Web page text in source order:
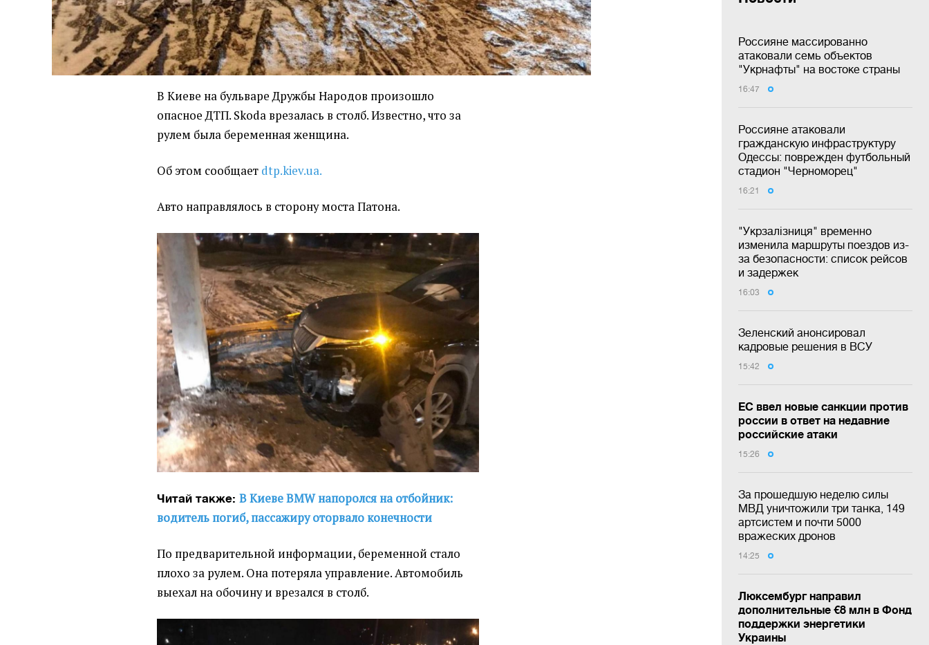
Россияне массированно
атаковали семь объектов
"Укрнафты" на востоке страны
16:47
Россияне атаковали
гражданскую инфраструктуру
Одессы: поврежден футбольный
стадион "Черноморец"
16:21
"Укрзалізниця" временно
изменила маршруты поездов из-
за безопасности: список рейсов
и задержек
16:03
Зеленский анонсировал
кадровые решения в ВСУ
15:42
ЕС ввел новые санкции против
россии в ответ на недавние
российские атаки
15:26
За прошедшую неделю силы
МВД уничтожили три танка, 149
артсистем и почти 5000
вражеских дронов
14:25
Люксембург направил
дополнительные €8 млн в Фонд
поддержки энергетики
Украины
В Киеве на бульваре Дружбы Народов произошло
опасное ДТП. Skoda врезалась в столб. Известно, что за
рулем была беременная женщина.
Об этом сообщает dtp.kiev.ua.
Авто направлялось в сторону моста Патона.
Читай также:В Киеве BMW напоролся на отбойник:
водитель погиб, пассажиру оторвало конечности
По предварительной информации, беременной стало
плохо за рулем. Она потеряла управление. Автомобиль
выехал на обочину и врезался в столб.